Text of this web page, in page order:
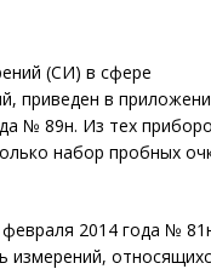
(СИ) в сфере
приведен в
№ 89н. Из тех
набор пробных
2014 года №
измерений,